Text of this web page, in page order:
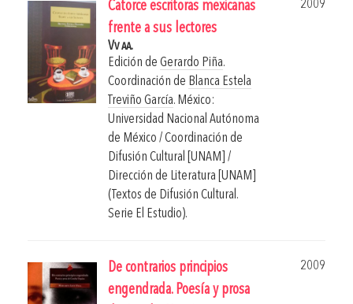
Catorce escritoras mexicanas
frente a sus lectores
2009
Vv aa.
Edición de Gerardo Piña.
Coordinación de Blanca Estela
Treviño García. México:
Universidad Nacional Autónoma
de México / Coordinación de
Difusión Cultural [UNAM] /
Dirección de Literatura [UNAM]
(Textos de Difusión Cultural.
Serie El Estudio).
De contrarios principios
engendrada. Poesía y prosa
2009